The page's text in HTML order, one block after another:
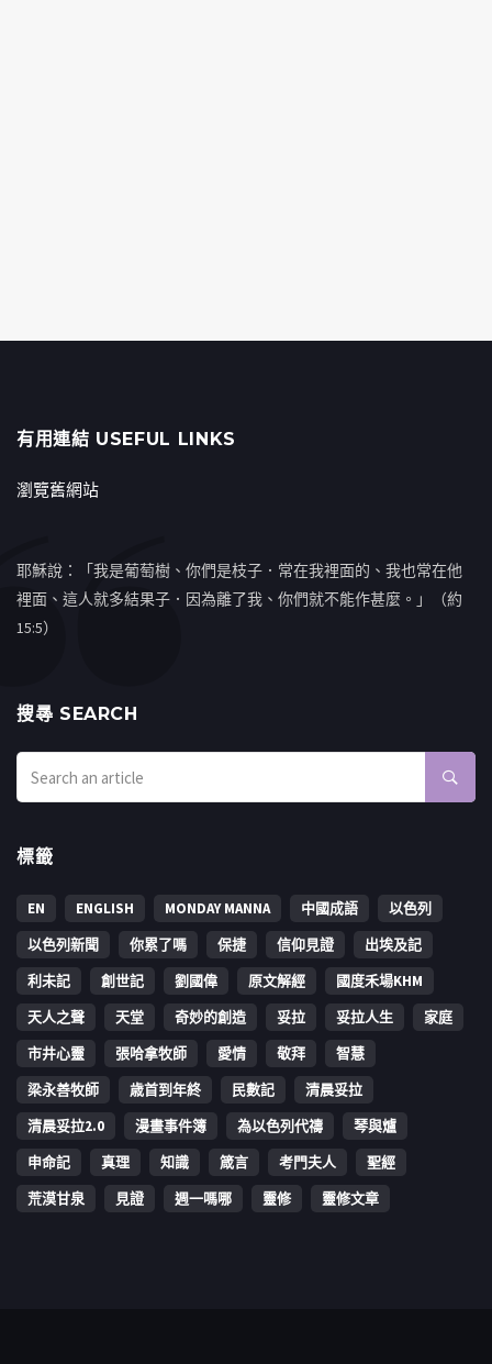
有用連結 USEFUL LINKS
瀏覽舊網站
耶穌說：「我是葡萄樹、你們是枝子．常在我裡面的、我也常在他
裡面、這人就多結果子．因為離了我、你們就不能作甚麼。」（約
15:5）
搜㝷 SEARCH
標籤
EN ENGLISH MONDAY MANNA 中國成語
以色列
以色列新聞
你累了嗎 保捷 信仰見證
出埃及記
利未記
創世記 劉國偉 原文解經
國度禾場KHM
天人之聲
天堂 奇妙的創造 妥拉 妥拉人生
家庭
市井心靈
張哈拿牧師 愛情 敬拜
智慧
梁永善牧師
歳首到年終 民數記
清晨妥拉
清晨妥拉2.0
漫畫事件簿 為以色列代禱
琴與爐
申命記
真理 知識 箴言 考門夫人
聖經
荒漠甘泉
見證 週一嗎哪 靈修 靈修文章